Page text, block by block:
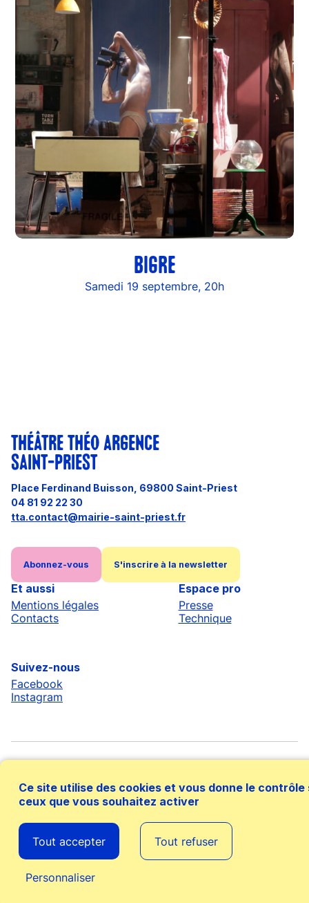
BIGRE
Samedi 19 septembre, 20h
THÉÂTRE THÉO ARGENCE
SAINT-PRIEST
Place Ferdinand Buisson, 69800 Saint-Priest
04 81 92 22 30
tta.contact@mairie-saint-priest.fr
Abonnez-vous S'inscrire à la newsletter
Et aussi
Mentions légales
Contacts
Espace pro
Presse
Technique
Suivez-nous
Facebook
Instagram
Avec le soutien financier de
Ce site utilise des cookies et vous donne le contrôle
ceux que vous souhaitez activer
Tout accepter Tout refuser
Personnaliser